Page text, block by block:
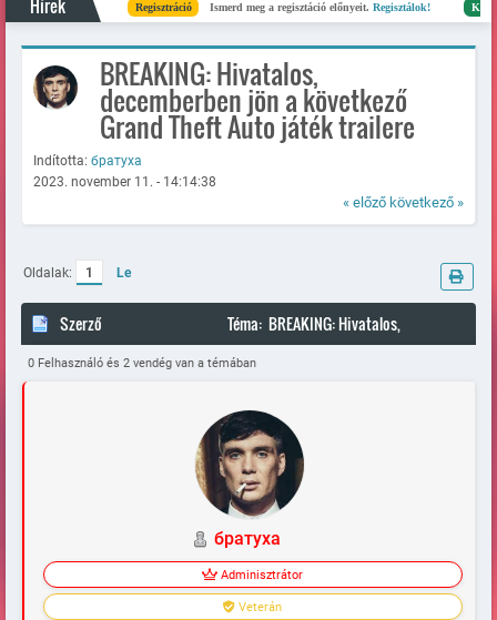
Hírek Regisztráció Ismerd meg a regisztáció előnyeit.Regisztálok! Kész
BREAKING: Hivatalos,
decemberben jön a következő
Grand Theft Auto játék trailere
Indította: братуха
2023. november 11. - 14:14:38
« előző következő »
Oldalak: 1 Le
Szerző
Téma: BREAKING: Hivatalos,
decemberben jön a következő Grand Theft Auto játék trailere
(Megtekintve 98497 alkalommal)
0 Felhasználó és 2 vendég van a témában
братуха
Adminisztrátor
Veterán